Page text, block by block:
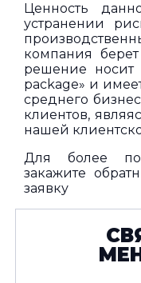
Ценность
устранении
компания
решение носит
package» и
среднего
клиентов,
нашей
Для более
закажите
заявку